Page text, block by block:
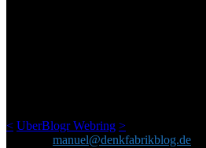
< UberBlogr Webring >
manuel@denkfabrikblog.de